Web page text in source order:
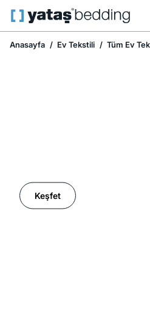
Anasayfa Ev Tekstili Tüm Ev
Keşfet